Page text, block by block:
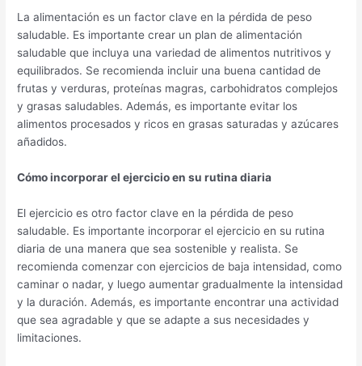
La alimentación es un factor clave en la pérdida de peso
saludable. Es importante crear un plan de alimentación
saludable que incluya una variedad de alimentos nutritivos y
equilibrados. Se recomienda incluir una buena cantidad de
frutas y verduras, proteínas magras, carbohidratos complejos
y grasas saludables. Además, es importante evitar los
alimentos procesados y ricos en grasas saturadas y azúcares
añadidos.
Cómo incorporar el ejercicio en su rutina diaria
El ejercicio es otro factor clave en la pérdida de peso
saludable. Es importante incorporar el ejercicio en su rutina
diaria de una manera que sea sostenible y realista. Se
recomienda comenzar con ejercicios de baja intensidad, como
caminar o nadar, y luego aumentar gradualmente la intensidad
y la duración. Además, es importante encontrar una actividad
que sea agradable y que se adapte a sus necesidades y
limitaciones.